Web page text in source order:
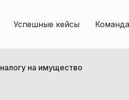
Успешные кейсы Команда
на имущество